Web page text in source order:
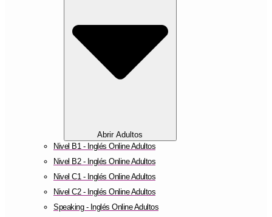
Abrir Adultos
Nivel B1 - Inglés Online Adultos
Nivel B2 - Inglés Online Adultos
Nivel C1 - Inglés Online Adultos
Nivel C2 - Inglés Online Adultos
Speaking - Inglés Online Adultos